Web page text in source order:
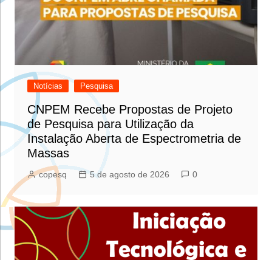
Notícias Pesquisa
CNPEM Recebe Propostas de Projeto
de Pesquisa para Utilização da
Instalação Aberta de Espectrometria de
Massas
copesq 5 de agosto de 2026 0